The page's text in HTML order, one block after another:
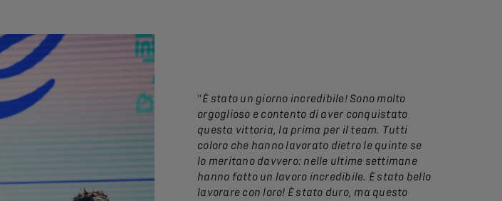
"È stato un giorno incredibile! Sono molto
orgoglioso e contento di aver conquistato
questa vittoria, la prima per il team. Tutti
coloro che hanno lavorato dietro le quinte se
lo meritano davvero: nelle ultime settimane
hanno fatto un lavoro incredibile. È stato bello
lavorare con loro! È stato duro, ma questo